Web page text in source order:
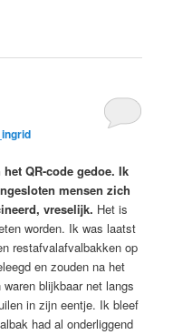
QR-code gedoe. Ik
mensen zich
vreselijk. Het is
worden. Ik was laatst
restafvalafvalbakken op
en zouden na het
blijkbaar net langs
in zijn eentje. Ik bleef
had al onderliggend